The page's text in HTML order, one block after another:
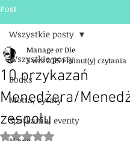
Post
Wszystkie posty
Books
Motta, cytaty
Spotkania, eventy
Wszystkie posty
10 przykazań
Menedżera/
zespołu
Manage or Die
3 wrz 20151 minut(y) czytania
Oceniono na NaN z 5